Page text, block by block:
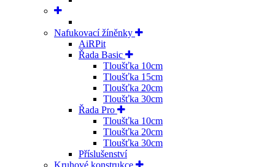
Nafukovací žíněnky
AiRPit
Řada Basic
Tloušťka 10cm
Tloušťka 15cm
Tloušťka 20cm
Tloušťka 30cm
Řada Pro
Tloušťka 10cm
Tloušťka 20cm
Tloušťka 30cm
Příslušenství